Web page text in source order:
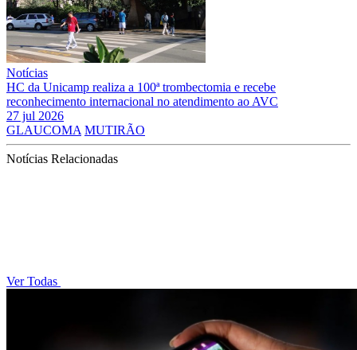
Notícias
HC da Unicamp realiza a 100ª trombectomia e recebe
reconhecimento internacional no atendimento ao AVC
27 jul 2026
GLAUCOMA MUTIRÃO
Notícias Relacionadas
Ver Todas